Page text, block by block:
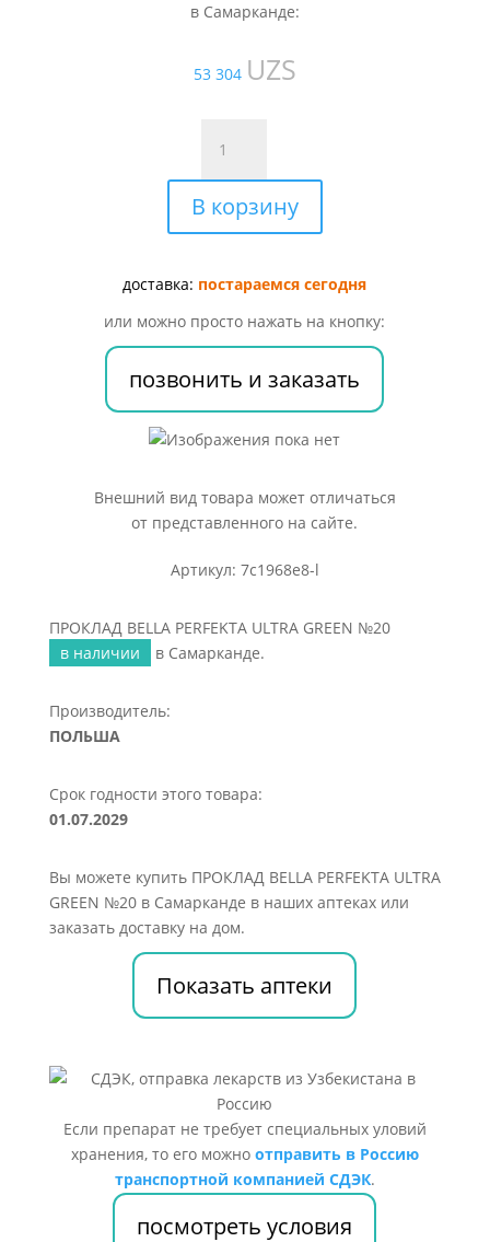
в Самарканде:
53 304 UZS
товара
ПРОКЛАД
BELLA
PERFEKTA
GREEN
В корзину
доставка: постараемся сегодня
или можно просто нажать на кнопку:
позвонить и заказать
Внешний вид товара может отличаться
от представленного на сайте.
Артикул: 7c1968e8-l
ПРОКЛАД BELLA PERFEKTA ULTRA GREEN №20
в наличии
в Самарканде.
Производитель:
ПОЛЬША
Срок годности этого товара:
01.07.2029
Вы можете купить ПРОКЛАД BELLA PERFEKTA ULTRA
GREEN №20 в Самарканде в наших аптеках или
заказать доставку на дом.
Показать аптеки
Если препарат не требует специальных уловий
хранения, то его можно отправить в Россию
транспортной компанией СДЭК.
посмотреть условия